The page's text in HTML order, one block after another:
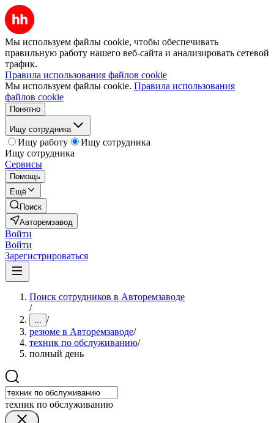
Мы используем файлы cookie, чтобы обеспечивать
правильную работу нашего веб-сайта и анализировать сетевой
трафик.
Правила использования файлов cookie
Мы используем файлы cookie. Правила использования
файлов cookie
Понятно
Ищу сотрудника
Ищу работу
Ищу сотрудника
Ищу сотрудника
Сервисы
Помощь
Ещё
Поиск
Авторемзавод
Войти
Войти
Зарегистрироваться
Поиск сотрудников в Авторемзаводе
/
... /
резюме в Авторемзаводе/
техник по обслуживанию/
полный день
техник по обслуживанию